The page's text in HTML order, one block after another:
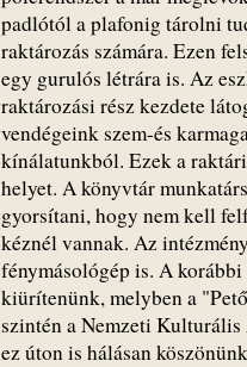
padlótól a plafonig tárolni
raktározás számára. Ezen
egy gurulós létrára is. Az
raktározási rész kezdete
vendégeink szem-és
kínálatunkból. Ezek a
helyet. A könyvtár
gyorsítani, hogy nem kell
kéznél vannak. Az
fénymásológép is. A
kiürítenünk, melyben a
szintén a Nemzeti Kulturális
ez úton is hálásan